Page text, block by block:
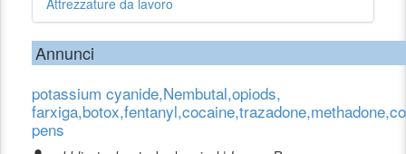
Attrezzature da lavoro
Annunci
potassium cyanide,Nembutal,opiods,
pens